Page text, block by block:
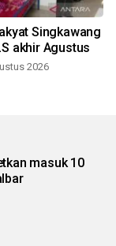
Singkawang
akhir Agustus
2026
masuk 10